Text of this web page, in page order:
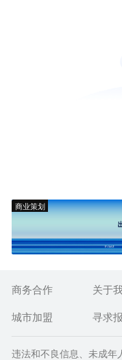
商业策划
商务合作 关于
城市加盟
寻求
违法和不良信息、未成